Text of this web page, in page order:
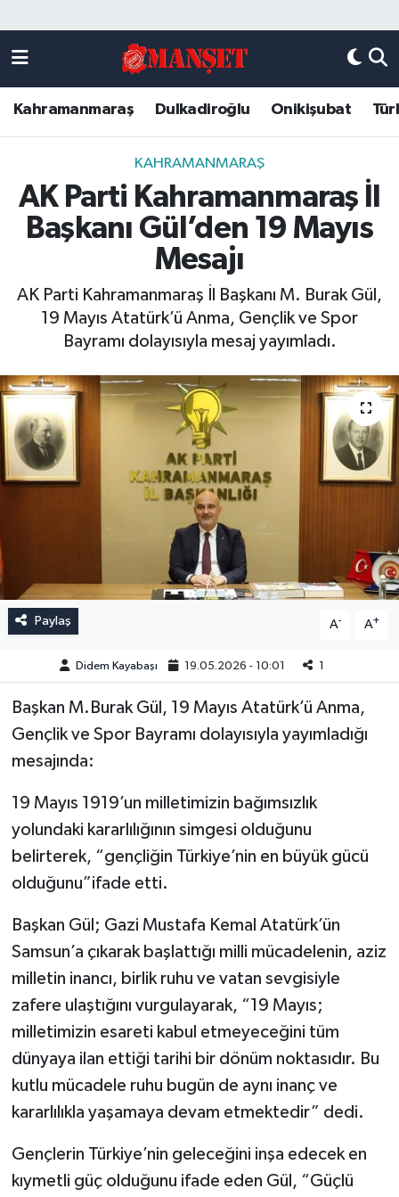
Kahramanmaraş Dulkadiroğlu Onikişubat
KAHRAMANMARAŞ
AK Parti Kahramanmaraş İl
Başkanı Gül’den 19 Mayıs
Mesajı
AK Parti Kahramanmaraş İl Başkanı M. Burak Gül,
19 Mayıs Atatürk’ü Anma, Gençlik ve Spor
Bayramı dolayısıyla mesaj yayımladı.
Paylaş A- A+
Didem Kayabaşı 19.05.2026 - 10:01 1
Başkan M.Burak Gül, 19 Mayıs Atatürk’ü Anma,
Gençlik ve Spor Bayramı dolayısıyla yayımladığı
mesajında:
19 Mayıs 1919’un milletimizin bağımsızlık
yolundaki kararlılığının simgesi olduğunu
belirterek, “gençliğin Türkiye’nin en büyük gücü
olduğunu”ifade etti.
Başkan Gül; Gazi Mustafa Kemal Atatürk’ün
Samsun’a çıkarak başlattığı milli mücadelenin, aziz
milletin inancı, birlik ruhu ve vatan sevgisiyle
zafere ulaştığını vurgulayarak, “19 Mayıs;
milletimizin esareti kabul etmeyeceğini tüm
dünyaya ilan ettiği tarihi bir dönüm noktasıdır. Bu
kutlu mücadele ruhu bugün de aynı inanç ve
kararlılıkla yaşamaya devam etmektedir” dedi.
Gençlerin Türkiye’nin geleceğini inşa edecek en
kıymetli güç olduğunu ifade eden Gül, “Güçlü
DULKADİROĞLU
KAHRAMANMARAŞ
ONİKİŞUBAT
Künye
Kahramanmaraş Nöbetçi Eczaneler
Kahramanmaraş Hava Durumu
Kahramanmaraş Trafik Yoğunluk Haritası
Süper Lig Puan Durumu ve Fikstür
Son Dakika Haberleri
Haber Arşivi